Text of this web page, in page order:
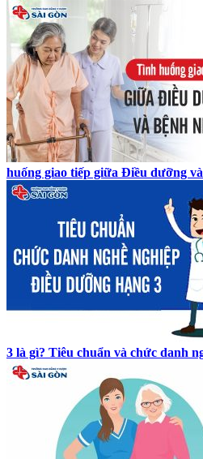
huống giao tiếp giữa Điều dưỡng
3 là gì? Tiêu chuẩn và chức danh